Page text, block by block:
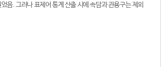
음. 그러나 표제어 통계 산출 시에 속담과 관용구는 제외